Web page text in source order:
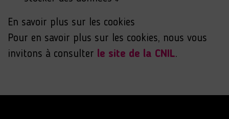
En savoir plus sur les cookies
Pour en savoir plus sur les cookies, nous vous
invitons à consulter le site de la CNIL.